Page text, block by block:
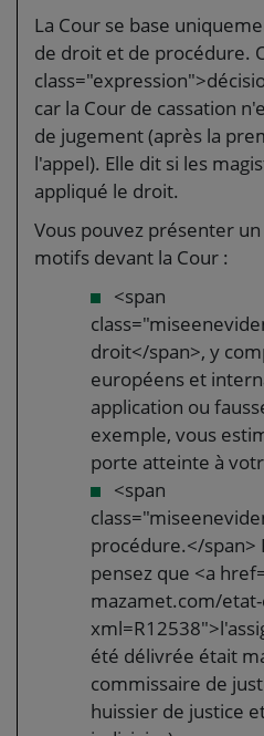
La Cour se base
de droit et de procédure.
car la Cour de cassation
de jugement (après la
l'appel). Elle dit si les
appliqué le droit.
Vous pouvez présenter
motifs devant la Cour :
<span
droit</span>, y
européens et
application ou
exemple, vous
porte atteinte à
<span
procédure.</span>
pensez que <a
mazamet.com/
été délivrée était
commissaire de
huissier de justice